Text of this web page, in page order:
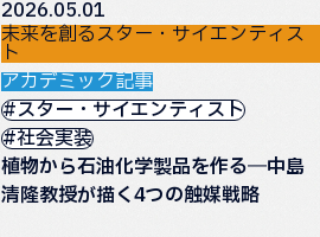
2026.05.01
未来を創るスター・サイエンティス
ト
アカデミック記事
#スター・サイエンティスト
#社会実装
植物から石油化学製品を作る―中島
清隆教授が描く4つの触媒戦略